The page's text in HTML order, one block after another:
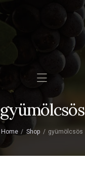
gyümölcsös
Home Shop gyümölcsös